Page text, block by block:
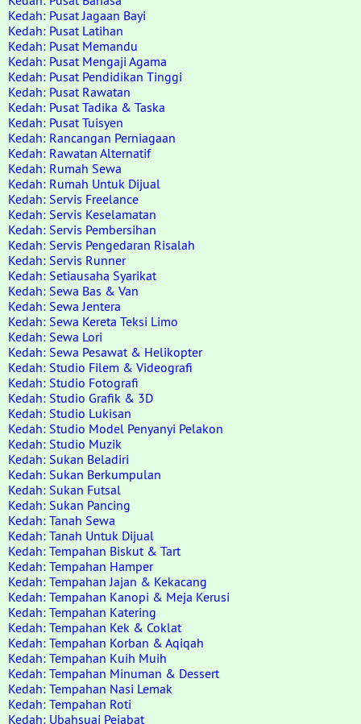
Kedah: Pusat Jagaan Bayi
Kedah: Pusat Latihan
Kedah: Pusat Memandu
Kedah: Pusat Mengaji Agama
Kedah: Pusat Pendidikan Tinggi
Kedah: Pusat Rawatan
Kedah: Pusat Tadika & Taska
Kedah: Pusat Tuisyen
Kedah: Rancangan Perniagaan
Kedah: Rawatan Alternatif
Kedah: Rumah Sewa
Kedah: Rumah Untuk Dijual
Kedah: Servis Freelance
Kedah: Servis Keselamatan
Kedah: Servis Pembersihan
Kedah: Servis Pengedaran Risalah
Kedah: Servis Runner
Kedah: Setiausaha Syarikat
Kedah: Sewa Bas & Van
Kedah: Sewa Jentera
Kedah: Sewa Kereta Teksi Limo
Kedah: Sewa Lori
Kedah: Sewa Pesawat & Helikopter
Kedah: Studio Filem & Videografi
Kedah: Studio Fotografi
Kedah: Studio Grafik & 3D
Kedah: Studio Lukisan
Kedah: Studio Model Penyanyi Pelakon
Kedah: Studio Muzik
Kedah: Sukan Beladiri
Kedah: Sukan Berkumpulan
Kedah: Sukan Futsal
Kedah: Sukan Pancing
Kedah: Tanah Sewa
Kedah: Tanah Untuk Dijual
Kedah: Tempahan Biskut & Tart
Kedah: Tempahan Hamper
Kedah: Tempahan Jajan & Kekacang
Kedah: Tempahan Kanopi & Meja Kerusi
Kedah: Tempahan Katering
Kedah: Tempahan Kek & Coklat
Kedah: Tempahan Korban & Aqiqah
Kedah: Tempahan Kuih Muih
Kedah: Tempahan Minuman & Dessert
Kedah: Tempahan Nasi Lemak
Kedah: Tempahan Roti
Kedah: Ubahsuai Pejabat